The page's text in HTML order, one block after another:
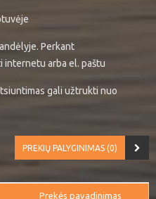
Perkant
internetu arba el. paštu
gali užtrukti nuo
PREKIŲ PALYGINIMAS (0)
Prekės pavadinimas